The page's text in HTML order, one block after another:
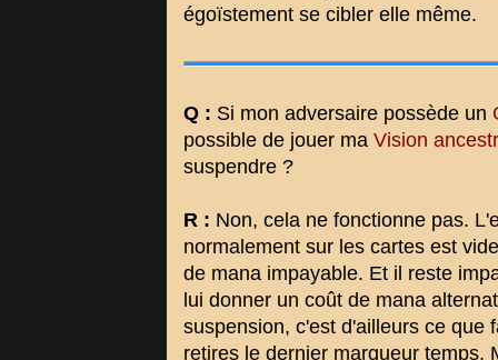
égoïstement se cibler elle même.
Q : Si mon adversaire possède un
possible de jouer ma Vision
suspendre ?
R : Non, cela ne fonctionne pas.
normalement sur les cartes est
de mana impayable. Et il reste
lui donner un coût de mana
suspension, c'est d'ailleurs ce que
retires le dernier marqueur temps.